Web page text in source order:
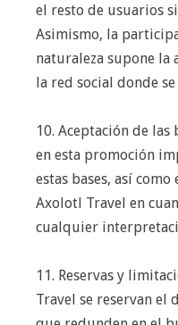
el resto de usuarios
Asimismo, la
naturaleza supone la
la red social donde
10. Aceptación de
en esta promoción
estas bases, así
Axolotl Travel en
cualquier
11. Reservas y
Travel se reservan el